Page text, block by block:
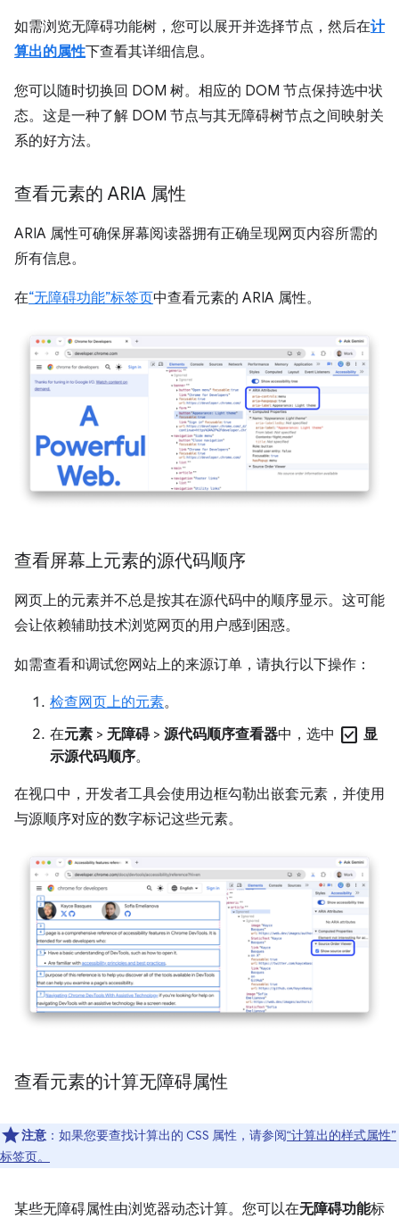
如需浏览无障碍功能树，您可以展开并选择节点，然后在计
算出的属性下查看其详细信息。
您可以随时切换回 DOM 树。相应的 DOM 节点保持选中状
态。这是一种了解 DOM 节点与其无障碍树节点之间映射关
系的好方法。
查看元素的 ARIA 属性
ARIA 属性可确保屏幕阅读器拥有正确呈现网页内容所需的
所有信息。
在“无障碍功能”标签页中查看元素的 ARIA 属性。
查看屏幕上元素的源代码顺序
网页上的元素并不总是按其在源代码中的顺序显示。这可能
会让依赖辅助技术浏览网页的用户感到困惑。
如需查看和调试您网站上的来源订单，请执行以下操作：
检查网页上的元素。
在元素 > 无障碍> 源代码顺序查看器中，选中 check_box 显
示源代码顺序。
在视口中，开发者工具会使用边框勾勒出嵌套元素，并使用
与源顺序对应的数字标记这些元素。
查看元素的计算无障碍属性
注意 ：如果您要查找计算出的 CSS 属性，请参阅“计算出的样式属性”
标签页。
某些无障碍属性由浏览器动态计算。您可以在无障碍功能标